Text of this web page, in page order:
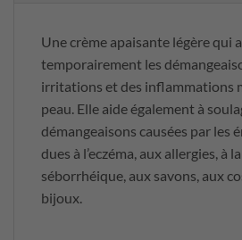
Une crème apaisante légère qui
temporairement les
irritations et des inflammations
peau. Elle aide également à
démangeaisons causées par les
dues à l’eczéma, aux allergies, à
séborrhéique, aux savons, aux
bijoux.